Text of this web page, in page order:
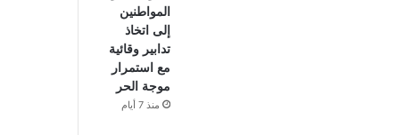
المواطنين
إلى اتخاذ
تدابير وقائية
مع استمرار
موجة الحر
منذ 7 أيام